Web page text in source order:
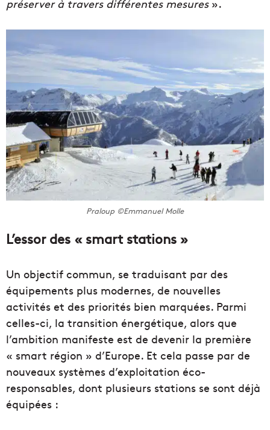
préserver à travers différentes mesures ».
Praloup ©Emmanuel Molle
L’essor des « smart stations »
Un objectif commun, se traduisant par des
équipements plus modernes, de nouvelles
activités et des priorités bien marquées. Parmi
celles-ci, la transition énergétique, alors que
l’ambition manifeste est de devenir la première
« smart région » d’Europe. Et cela passe par de
nouveaux systèmes d’exploitation éco-
responsables, dont plusieurs stations se sont déjà
équipées :